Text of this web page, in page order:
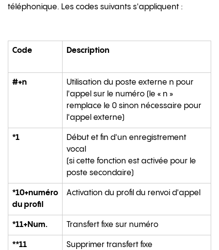
téléphonique. Les codes suivants s'appliquent :
Code Description
#+n
Utilisation du poste externe n pour
l'appel sur le numéro (le « n »
remplace le 0 sinon nécessaire pour
l'appel externe)
*1
Début et fin d'un enregistrement
vocal
(si cette fonction est activée pour le
poste secondaire)
*10+numéro
du profil
Activation du profil du renvoi d'appel
*11+Num. Transfert fixe sur numéro
**11 Supprimer transfert fixe